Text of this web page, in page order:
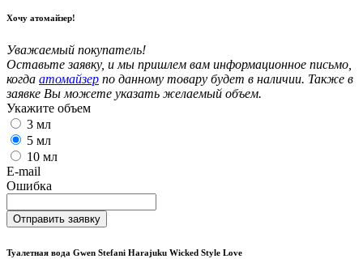
Хочу атомайзер!
Уважаемый покупатель!
Оставьте заявку, и мы пришлем вам информационное письмо,
когда атомайзер по данному товару будет в наличии. Также в
заявке Вы можете указать желаемый объем.
Укажите объем
3 мл
5 мл
10 мл
E-mail
Ошибка
Отправить заявку
Туалетная вода Gwen Stefani Harajuku Wicked Style Love